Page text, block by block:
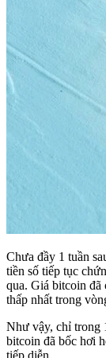
Chưa đầy 1 tuần
tiền số tiếp tục
qua. Giá bitcoin
thấp nhất trong
Như vậy, chỉ trong
bitcoin đã bốc hơi
tiếp diễn.